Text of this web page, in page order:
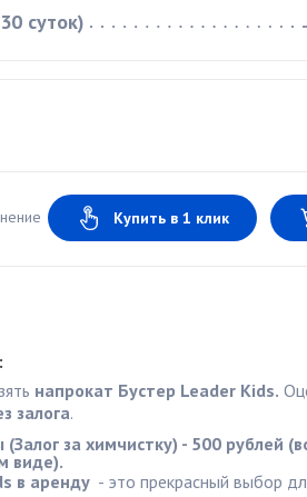
суток)
Купить в 1 клик
напрокат Бустер Leader Kids.
залога.
(Залог за химчистку) - 500 рублей
виде).
в аренду - это прекрасный выбор